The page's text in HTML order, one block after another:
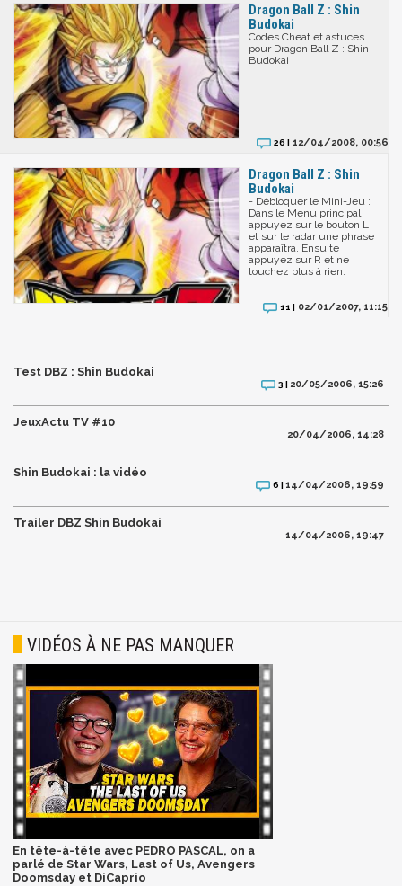
Dragon Ball Z : Shin
Budokai
Codes Cheat et astuces
pour Dragon Ball Z : Shin
Budokai
26 | 12/04/2008, 00:56
Dragon Ball Z : Shin
Budokai
- Débloquer le Mini-Jeu :
Dans le Menu principal
appuyez sur le bouton L
et sur le radar une phrase
apparaîtra. Ensuite
appuyez sur R et ne
touchez plus à rien.
11 | 02/01/2007, 11:15
Test DBZ : Shin Budokai
3 | 20/05/2006, 15:26
JeuxActu TV #10
20/04/2006, 14:28
Shin Budokai : la vidéo
6 |14/04/2006, 19:59
Trailer DBZ Shin Budokai
14/04/2006, 19:47
VIDÉOS À NE PAS MANQUER
En tête-à-tête avec PEDRO PASCAL, on a
parlé de Star Wars, Last of Us, Avengers
Doomsday et DiCaprio